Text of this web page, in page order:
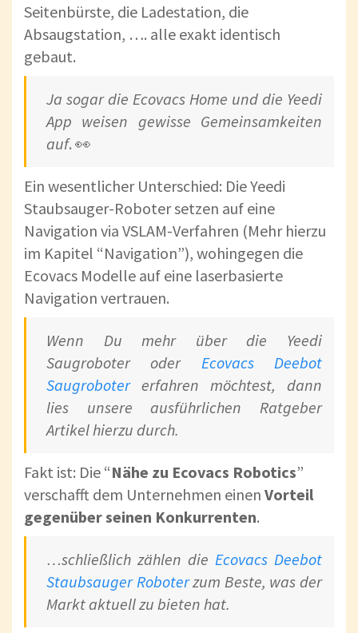
Seitenbürste, die Ladestation, die
Absaugstation, …. alle exakt identisch
gebaut.
Ja sogar die Ecovacs Home und die Yeedi
App weisen gewisse Gemeinsamkeiten
auf. 👀
Ein wesentlicher Unterschied: Die Yeedi
Staubsauger-Roboter setzen auf eine
Navigation via VSLAM-Verfahren (Mehr hierzu
im Kapitel “Navigation”), wohingegen die
Ecovacs Modelle auf eine laserbasierte
Navigation vertrauen.
Wenn Du mehr über die Yeedi
Saugroboter oder Ecovacs Deebot
Saugrobotererfahren möchtest, dann
lies unsere ausführlichen Ratgeber
Artikel hierzu durch.
Fakt ist: Die “Nähe zu Ecovacs Robotics”
verschafft dem Unternehmen einen Vorteil
gegenüber seinen Konkurrenten.
…schließlich zählen die Ecovacs Deebot
Staubsauger Roboterzum Beste, was der
Markt aktuell zu bieten hat.